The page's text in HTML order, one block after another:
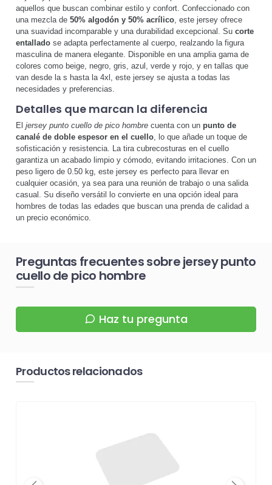
aquellos que buscan combinar estilo y confort. Confeccionado con
una mezcla de 50% algodón y 50% acrílico, este jersey ofrece
una suavidad incomparable y una durabilidad excepcional. Su corte
entallado se adapta perfectamente al cuerpo, realzando la figura
masculina de manera elegante. Disponible en una amplia gama de
colores como beige, negro, gris, azul, verde y rojo, y en tallas que
van desde la s hasta la 4xl, este jersey se ajusta a todas las
necesidades y preferencias.
Detalles que marcan la diferencia
El jersey punto cuello de pico hombre cuenta con un punto de
canalé de doble espesor en el cuello , lo que añade un toque de
sofisticación y resistencia. La tira cubrecosturas en el cuello
garantiza un acabado limpio y cómodo, evitando irritaciones. Con un
peso ligero de 0.50 kg, este jersey es perfecto para llevar en
cualquier ocasión, ya sea para una reunión de trabajo o una salida
casual. Su diseño versátil lo convierte en una opción ideal para
hombres de todas las edades que buscan una prenda de calidad a
un precio económico.
Preguntas frecuentes sobre jersey punto
cuello de pico hombre
Haz tu pregunta
Productos relacionados